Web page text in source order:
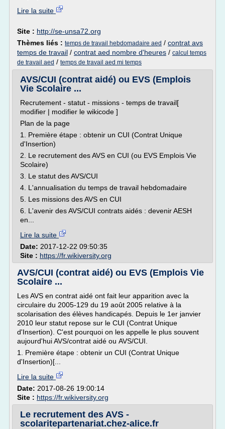
Lire la suite
Site : http://se-unsa72.org
Thèmes liés : temps de travail hebdomadaire aed / contrat avs
temps de travail / contrat aed nombre d'heures / calcul temps
de travail aed / temps de travail aed mi temps
AVS/CUI (contrat aidé) ou EVS (Emplois
Vie Scolaire ...
Recrutement - statut - missions - temps de travail[
modifier | modifier le wikicode ]
Plan de la page
1. Première étape : obtenir un CUI (Contrat Unique
d'Insertion)
2. Le recrutement des AVS en CUI (ou EVS Emplois Vie
Scolaire)
3. Le statut des AVS/CUI
4. L'annualisation du temps de travail hebdomadaire
5. Les missions des AVS en CUI
6. L'avenir des AVS/CUI contrats aidés : devenir AESH
en...
Lire la suite
Date: 2017-12-22 09:50:35
Site : https://fr.wikiversity.org
AVS/CUI (contrat aidé) ou EVS (Emplois Vie
Scolaire ...
Les AVS en contrat aidé ont fait leur apparition avec la
circulaire du 2005-129 du 19 août 2005 relative à la
scolarisation des élèves handicapés. Depuis le 1er janvier
2010 leur statut repose sur le CUI (Contrat Unique
d'Insertion). C'est pourquoi on les appelle le plus souvent
aujourd'hui AVS/contrat aidé ou AVS/CUI.
1. Première étape : obtenir un CUI (Contrat Unique
d'Insertion)[...
Lire la suite
Date: 2017-08-26 19:00:14
Site : https://fr.wikiversity.org
Le recrutement des AVS -
scolaritepartenariat.chez-alice.fr